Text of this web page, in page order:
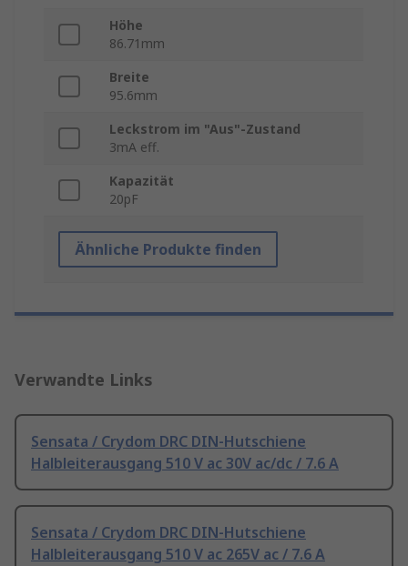
Höhe
86.71mm
Breite
95.6mm
Leckstrom im "Aus"-Zustand
3mA eff.
Kapazität
20pF
Ähnliche Produkte finden
Verwandte Links
Sensata / Crydom DRC DIN-Hutschiene
Halbleiterausgang 510 V ac 30V ac/dc / 7.6 A
Sensata / Crydom DRC DIN-Hutschiene
Halbleiterausgang 510 V ac 265V ac / 7.6 A